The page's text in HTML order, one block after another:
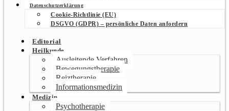
Datenschutzerklärung
Cookie-Richtlinie (EU)
DSGVO (GDPR) – persönliche Daten anfordern
Editorial
Heilkunde
Ausleitende Verfahren
Bewegungstherapie
Reiztherapie
Informationsmedizin
Medizin
Psychotherapie